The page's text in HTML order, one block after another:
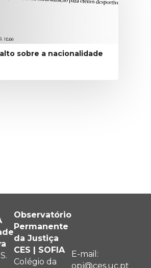
sobre a nacionalidade
Observatório
Permanente
da Justiça
CES | SOFIA
Colégio da
E-mail:
opj@ces.uc.pt